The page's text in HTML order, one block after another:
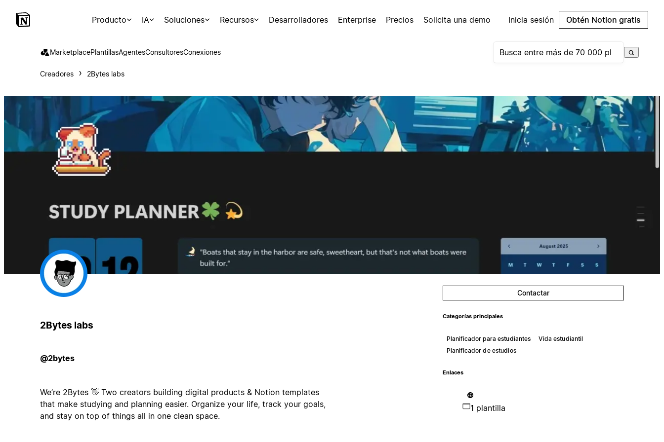
Producto IA Soluciones Recursos Desarrolladores Enterprise Precios Solicita una demo Inicia sesión Obtén Notion gratis
MarketplacePlantillasAgentesConsultoresConexiones
Creadores 2Bytes labs
2Bytes labs
@2bytes
We’re 2Bytes 👋 Two creators building digital products & Notion templates
that make studying and planning easier. Organize your life, track your goals,
and stay on top of things all in one clean space.
Contactar
Categorías principales
Planificador para estudiantes
Vida estudiantil
Planificador de estudios
Enlaces
1 plantilla